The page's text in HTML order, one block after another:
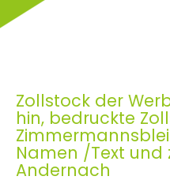
Zollstock der
hin, bedruckte
Namen /Text und
Andernach